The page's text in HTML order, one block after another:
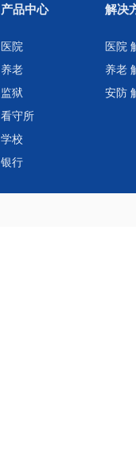
产品中心
医院
养老
监狱
看守所
学校
银行
解决
医院
养老
安防